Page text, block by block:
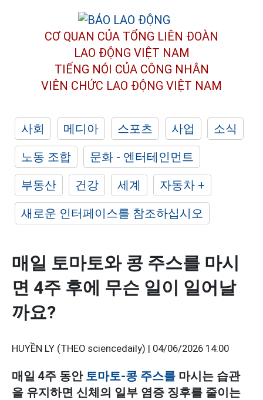
CƠ QUAN CỦA TỔNG LIÊN ĐOÀN
LAO ĐỘNG VIỆT NAM
TIẾNG NÓI CỦA CÔNG NHÂN
VIÊN CHỨC LAO ĐỘNG VIỆT NAM
사회 메디아 스포츠 사업
소식
노동 조합
문화 - 엔터테인먼트
부동산
건강 세계
자동차 +
새로운 인터페이스를 참조하십시오
매일 토마토와 콩 주스를 마시
면 4주 후에 무슨 일이 일어날
까요?
HUYỀN LY (THEO sciencedaily) | 04/06/2026 14:00
매일 4주 동안 토마토-콩 주스를 마시는 습관
을 유지하면 신체의 일부 염증 징후를 줄이는